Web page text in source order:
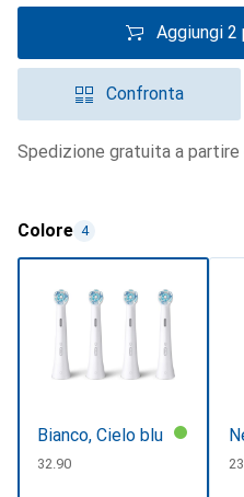
Aggiungi 2
Confronta
Spedizione gratuita a partire
Colore 4
Bianco, Cielo blu
CHF
32.90